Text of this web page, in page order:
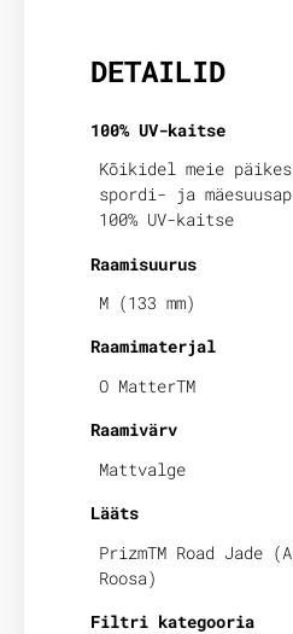
DETAILID
100% UV-kaitse
Kõikidel meie
spordi- ja
100% UV-kaitse
Raamisuurus
M (133 mm)
Raamimaterjal
O MatterTM
Raamivärv
Mattvalge
Lääts
PrizmTM Road Jade
Roosa)
Filtri kategooria